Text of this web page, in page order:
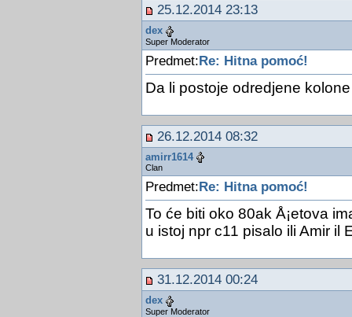
25.12.2014 23:13
dex
Super Moderator
Predmet:Re: Hitna pomoć!
Da li postoje odredjene
26.12.2014 08:32
amirr1614
Clan
Predmet: Re: Hitna pomoć!
To će biti oko 80ak Å¡etova
u istoj npr c11 pisalo ili Amir il
31.12.2014 00:24
dex
Super Moderator